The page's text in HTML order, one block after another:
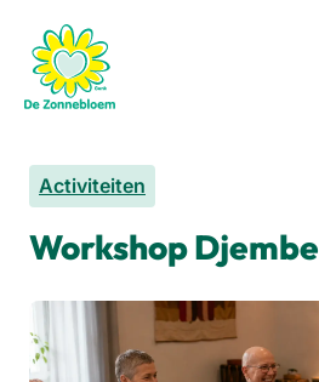
Activiteiten
Workshop Djembe